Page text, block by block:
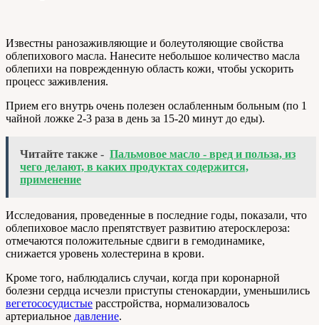
Известны ранозаживляющие и болеутоляющие свойства
облепихового масла. Нанесите небольшое количество масла
облепихи на поврежденную область кожи, чтобы ускорить
процесс заживления.
Прием его внутрь очень полезен ослабленным больным (по 1
чайной ложке 2-3 раза в день за 15-20 минут до еды).
Читайте также - Пальмовое масло - вред и польза, из
чего делают, в каких продуктах содержится,
применение
Исследования, проведенные в последние годы, показали, что
облепиховое масло препятствует развитию атеросклероза:
отмечаются положительные сдвиги в гемодинамике,
снижается уровень холестерина в крови.
Кроме того, наблюдались случаи, когда при коронарной
болезни сердца исчезли приступы стенокардии, уменьшились
вегетососудистые расстройства, нормализовалось
артериальное давление.